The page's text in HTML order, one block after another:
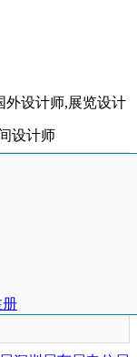
外设计师,展览设计
设计师
册